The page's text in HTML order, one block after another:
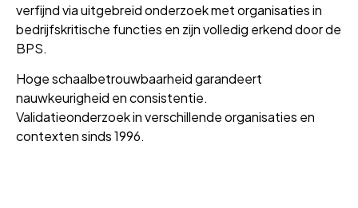
verfijnd via uitgebreid onderzoek met organisaties in
bedrijfskritische functies en zijn volledig erkend door de
BPS.
Hoge schaalbetrouwbaarheid garandeert
nauwkeurigheid en consistentie.
Validatieonderzoek in verschillende organisaties en
contexten sinds 1996.